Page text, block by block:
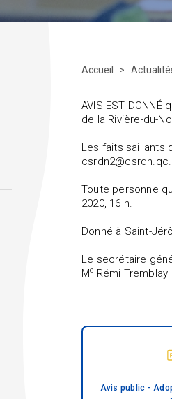
Accueil
AVIS EST
de la Rivière-du-
Les faits saillants
Toute personne
2020, 16 h.
Donné à Saint-
Le
Me Rémi Tremblay
Avis public -